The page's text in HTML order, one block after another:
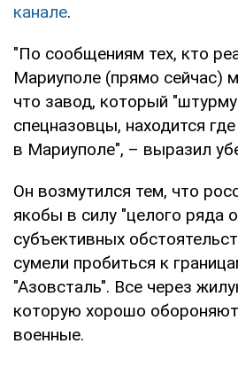
канале.
"По сообщениям тех, кто
Мариуполе (прямо сейчас)
что завод, который
спецназовцы, находится
в Мариуполе", – выразил
Он возмутился тем, что
якобы в силу "целого ряда
субъективных
сумели пробиться к
"Азовсталь". Все через
которую хорошо обороняют
военные.